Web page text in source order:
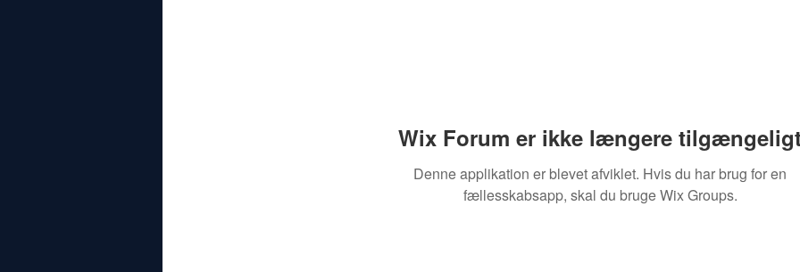
Wix Forum er ikke længere
Denne applikation er blevet afviklet. Hvis du har brug for en
fællesskabsapp, skal du bruge Wix Groups.